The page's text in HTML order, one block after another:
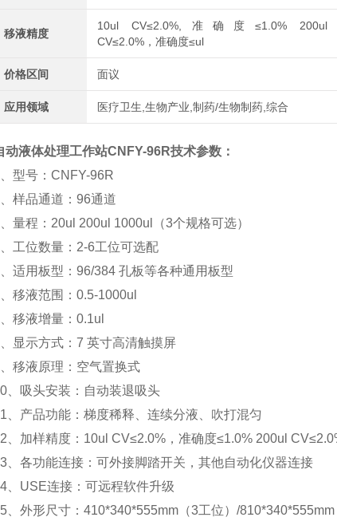
移液精度
10ul CV≤2.0%,准确度≤1.0% 200ul
CV≤2.0%，准确度≤ul
价格区间 面议
应用领域 医疗卫生,生物产业,制药/生物制药,综合
动液体处理工作站CNFY-96R技术参数：
型号：CNFY-96R
样品通道：96通道
量程：20ul 200ul 1000ul（3个规格可选）
工位数量：2-6工位可选配
适用板型：96/384 孔板等各种通用板型
移液范围：0.5-1000ul
移液增量：0.1ul
显示方式：7 英寸高清触摸屏
移液原理：空气置换式
、吸头安装：自动装退吸头
、产品功能：梯度稀释、连续分液、吹打混匀
、加样精度：10ul CV≤2.0%，准确度≤1.0% 200ul
、各功能连接：可外接脚踏开关，其他自动化仪器连接
、USE连接：可远程软件升级
、外形尺寸：410*340*555mm（3工位）/810*340*555mm